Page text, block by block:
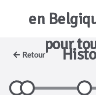
en
pour
Retour